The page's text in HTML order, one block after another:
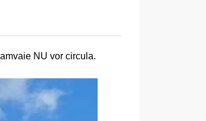
NU vor circula.